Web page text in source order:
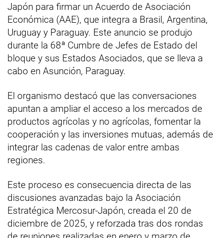
Japón para firmar un Acuerdo de Asociación
Económica (AAE), que integra a Brasil, Argentina,
Uruguay y Paraguay. Este anuncio se produjo
durante la 68ª Cumbre de Jefes de Estado del
bloque y sus Estados Asociados, que se lleva a
cabo en Asunción, Paraguay.
El organismo destacó que las conversaciones
apuntan a ampliar el acceso a los mercados de
productos agrícolas y no agrícolas, fomentar la
cooperación y las inversiones mutuas, además de
integrar las cadenas de valor entre ambas
regiones.
Este proceso es consecuencia directa de las
discusiones avanzadas bajo la Asociación
Estratégica Mercosur-Japón, creada el 20 de
diciembre de 2025, y reforzada tras dos rondas